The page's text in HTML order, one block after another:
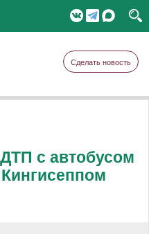
Сделать новость
с автобусом